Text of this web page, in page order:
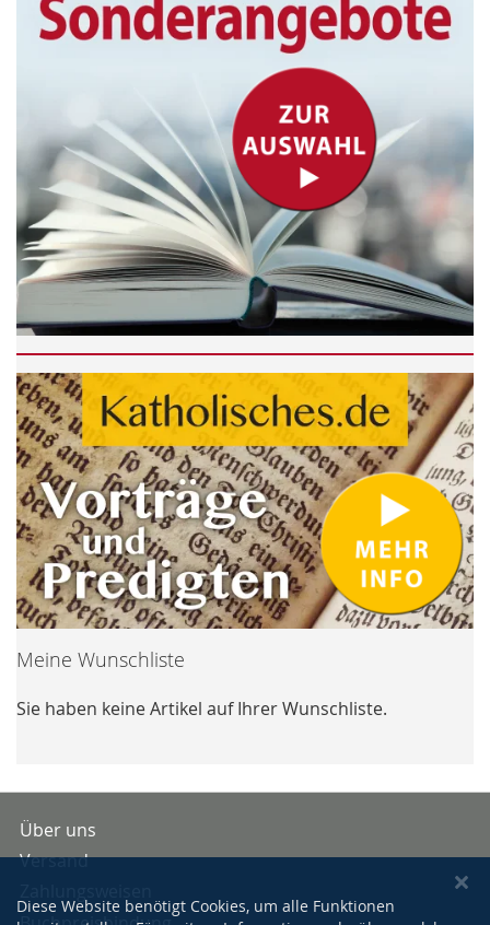
Meine Wunschliste
Sie haben keine Artikel auf Ihrer Wunschliste.
Über uns
Versand
Diese Website benötigt Cookies, um alle Funktionen